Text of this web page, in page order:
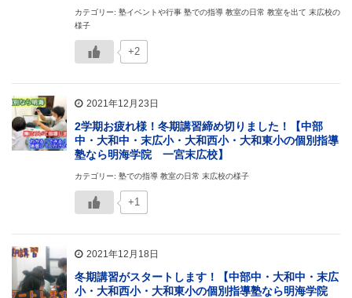
カテゴリー: 塾イベントや行事 塾での指導 教室の日常 教室を出て 末広校の
様子
+2
2021年12月23日
2学期お疲れ様！冬期講習締め切りました！【中部
中・大和中・末広小・大和西小・大和東小の個別指導
塾なら明海学院 一宮末広校】
カテゴリー: 塾での指導 教室の日常 末広校の様子
+1
2021年12月18日
冬期講習がスタートします！【中部中・大和中・末広
小・大和西小・大和東小の個別指導塾なら明海学院